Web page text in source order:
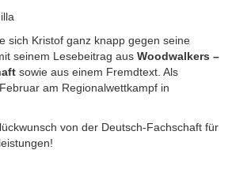
sich Kristof ganz knapp gegen seine
seinem Lesebeitrag aus Woodwalkers –
sowie aus einem Fremdtext. Als
am Regionalwettkampf in
von der Deutsch-Fachschaft für